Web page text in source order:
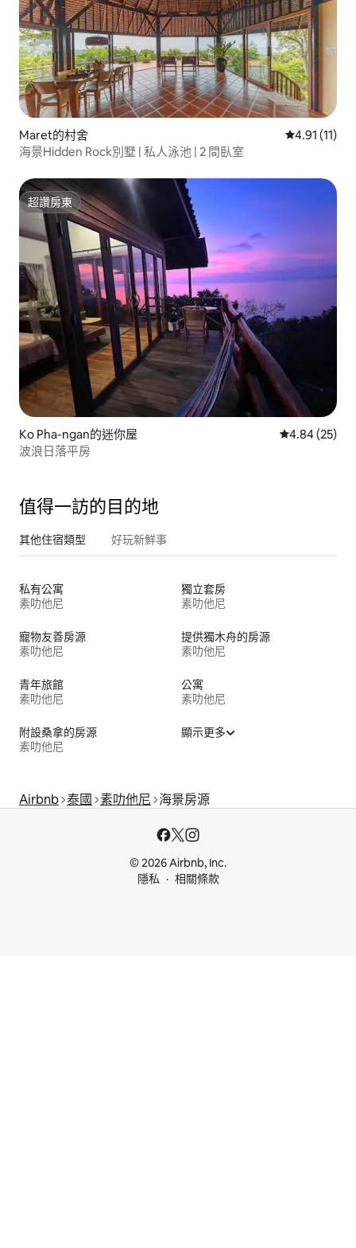
Maret的村舍 從 11 則評價
4.91 (11)
海景Hidden Rock別墅 | 私人泳池 | 2 間臥室
超讚房東
超讚房東
Ko Pha-ngan的迷你屋 從 25 則評價
4.84 (25)
波浪日落平房
值得一訪的目的地
其他住宿類型 好玩新鮮事
私有公寓
素叻他尼
獨立套房
素叻他尼
寵物友善房源
素叻他尼
提供獨木舟的房源
素叻他尼
青年旅館
素叻他尼
公寓
素叻他尼
附設桑拿的房源
素叻他尼
顯示更多
Airbnb 泰國 素叻他尼 海景房源
© 2026 Airbnb, Inc.
隱私
相關條款